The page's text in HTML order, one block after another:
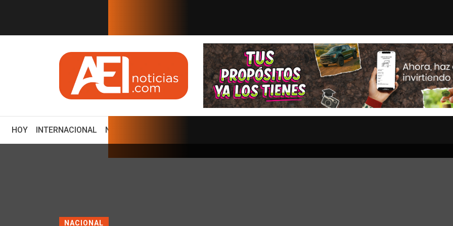
EN TIEMPO REAL
Eduardo Osuna, Guillerm...ZACATECAS DEBE SER UNO DE LOS GRANDES DESTINOS TURÍS...Con emotivo mensaje,
HOY(CURRENT)
INTERNACIONAL NACIONAL
NACIONAL